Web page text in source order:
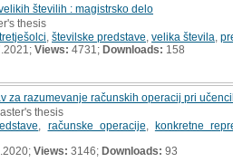
številih : magistrsko delo
thesis
tretješolci številske predstave velika števila
Views: 4731; Downloads: 158
za razumevanje računskih operacij pri
thesis
računske operacije konkretne
Views: 3146; Downloads: 93